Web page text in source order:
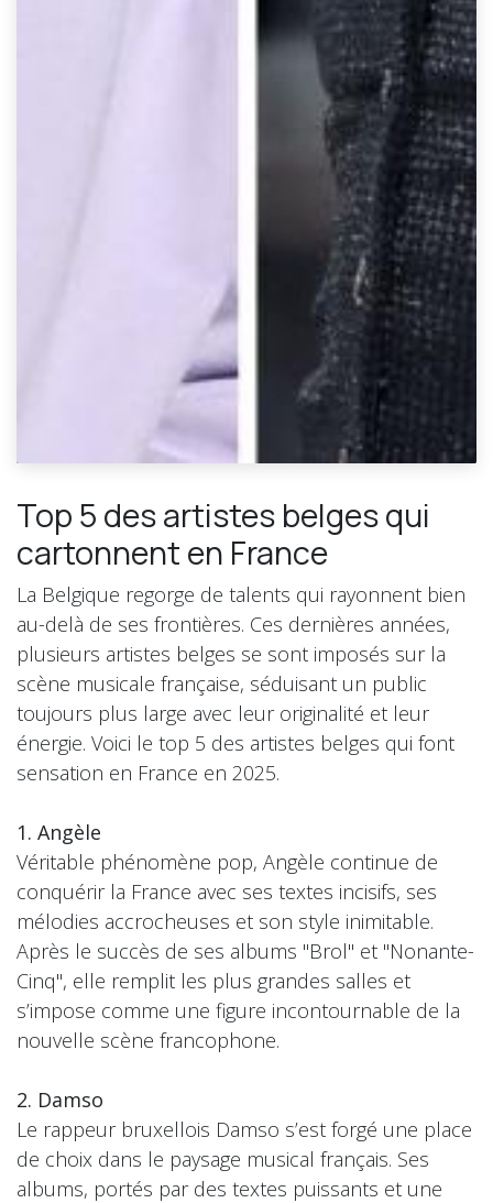
Top 5 des artistes belges qui
cartonnent en France
La Belgique regorge de talents qui rayonnent bien
au-delà de ses frontières. Ces dernières années,
plusieurs artistes belges se sont imposés sur la
scène musicale française, séduisant un public
toujours plus large avec leur originalité et leur
énergie. Voici le top 5 des artistes belges qui font
sensation en France en 2025.
1. Angèle
Véritable phénomène pop, Angèle continue de
conquérir la France avec ses textes incisifs, ses
mélodies accrocheuses et son style inimitable.
Après le succès de ses albums "Brol" et "Nonante-
Cinq", elle remplit les plus grandes salles et
s’impose comme une figure incontournable de la
nouvelle scène francophone.
2. Damso
Le rappeur bruxellois Damso s’est forgé une place
de choix dans le paysage musical français. Ses
albums, portés par des textes puissants et une